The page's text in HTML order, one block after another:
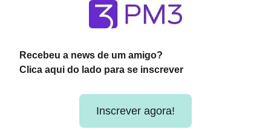
Recebeu a news de um amigo?
Clica aqui do lado para se inscrever
Inscrever agora!